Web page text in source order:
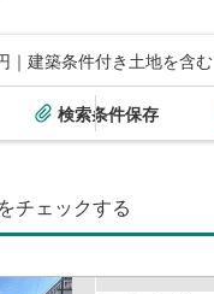
｜建築条件付き土地を含む
検索条件保存
チェックする